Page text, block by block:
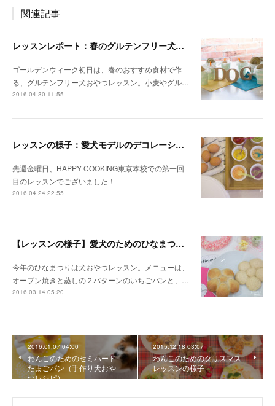
関連記事
レッスンレポート：春のグルテンフリー犬おやつレッスン
ゴールデンウィーク初日は、春のおすすめ食材で作
る、グルテンフリー犬おやつレッスン。小麦やグル…
2016.04.30 11:55
レッスンの様子：愛犬モデルのデコレーションケーキ
先週金曜日、HAPPY COOKING東京本校での第一回
目のレッスンでございました！
2016.04.24 22:55
【レッスンの様子】愛犬のためのひなまつりレッスン
今年のひなまつりは犬おやつレッスン。メニューは、
オーブン焼きと蒸しの２パターンのいちごパンと、…
2016.03.14 05:20
2016.01.07 04:00
わんこのためのセミハード
たまごパン（手作り犬おや
つレシピ）
2015.12.18 03:07
わんこのためのクリスマス
レッスンの様子